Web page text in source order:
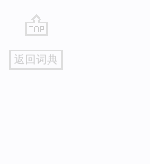
go
top
返回词典